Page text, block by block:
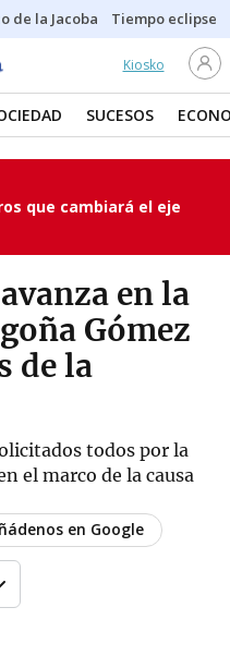
de la Jacoba Tiempo eclipse
Kiosko
SUCESOS
que cambiará el eje
en la
Gómez
de la
todos por la
el marco de la causa
en Google